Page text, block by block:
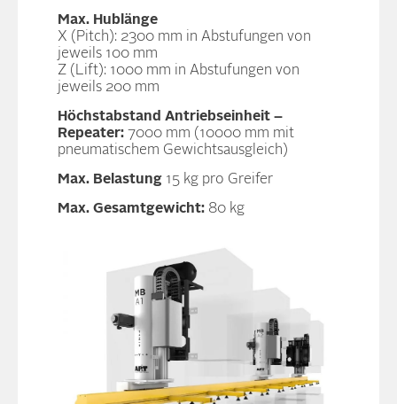
Max. Hublänge
X (Pitch): 2300 mm in Abstufungen von
jeweils 100 mm
Z (Lift): 1000 mm in Abstufungen von
jeweils 200 mm
Höchstabstand Antriebseinheit –
Repeater: 7000 mm (10000 mm mit
pneumatischem Gewichtsausgleich)
Max. Belastung 15 kg pro Greifer
Max. Gesamtgewicht: 80 kg